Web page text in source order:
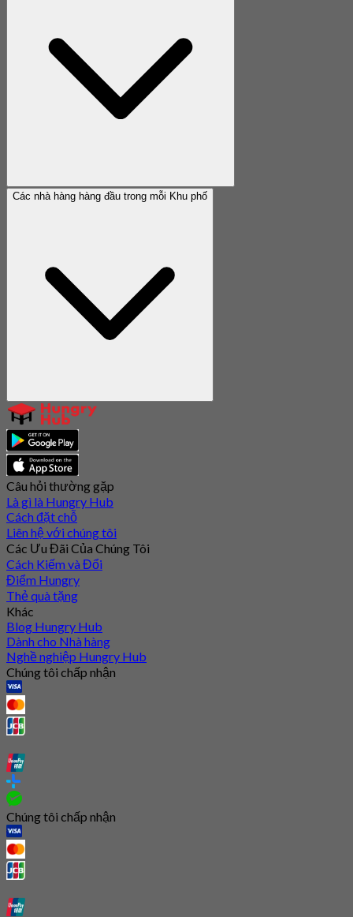
Các nhà hàng hàng đầu trong mỗi Khu phố
Câu hỏi thường gặp
Là gì là Hungry Hub
Cách đặt chỗ
Liên hệ với chúng tôi
Các Ưu Đãi Của Chúng Tôi
Cách Kiếm và Đổi
Điểm Hungry
Thẻ quà tặng
Khác
Blog Hungry Hub
Dành cho Nhà hàng
Nghề nghiệp Hungry Hub
Chúng tôi chấp nhận
Chúng tôi chấp nhận